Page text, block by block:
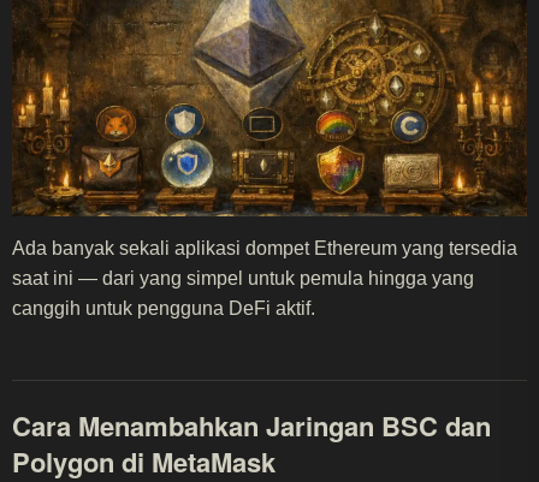
Ada banyak sekali aplikasi dompet Ethereum yang tersedia
saat ini — dari yang simpel untuk pemula hingga yang
canggih untuk pengguna DeFi aktif.
Cara Menambahkan Jaringan BSC dan
Polygon di MetaMask